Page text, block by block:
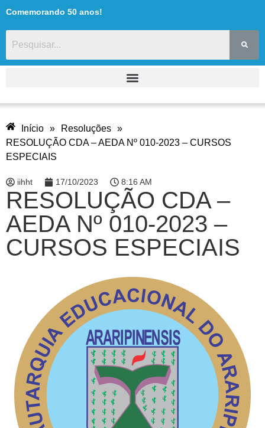
Comemorando 50 anos!
Início » Resoluções »
RESOLUÇÃO CDA – AEDA Nº 010-2023 – CURSOS
ESPECIAIS
iihht 17/10/2023 8:16 AM
RESOLUÇÃO CDA –
AEDA Nº 010-2023 –
CURSOS ESPECIAIS